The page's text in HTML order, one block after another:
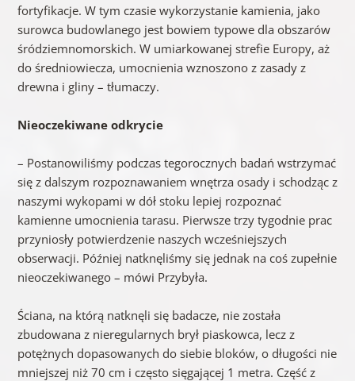
fortyfikacje. W tym czasie wykorzystanie kamienia, jako
surowca budowlanego jest bowiem typowe dla obszarów
śródziemnomorskich. W umiarkowanej strefie Europy, aż
do średniowiecza, umocnienia wznoszono z zasady z
drewna i gliny – tłumaczy.
Nieoczekiwane odkrycie
– Postanowiliśmy podczas tegorocznych badań wstrzymać
się z dalszym rozpoznawaniem wnętrza osady i schodząc z
naszymi wykopami w dół stoku lepiej rozpoznać
kamienne umocnienia tarasu. Pierwsze trzy tygodnie prac
przyniosły potwierdzenie naszych wcześniejszych
obserwacji. Później natknęliśmy się jednak na coś zupełnie
nieoczekiwanego – mówi Przybyła.
Ściana, na którą natknęli się badacze, nie została
zbudowana z nieregularnych brył piaskowca, lecz z
potężnych dopasowanych do siebie bloków, o długości nie
mniejszej niż 70 cm i często sięgającej 1 metra. Część z